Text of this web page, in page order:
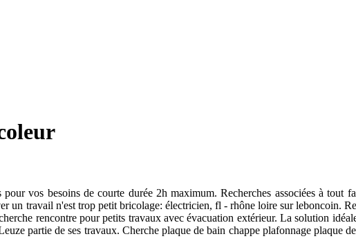
vos besoins de courte durée 2h maximum. Recherches associées à
un travail n'est trop petit bricolage: électricien, fl - rhône loire sur leboncoin.
rencontre pour petits travaux avec évacuation extérieur. La solution
partie de ses travaux. Cherche plaque de bain chappe plafonnage plaque